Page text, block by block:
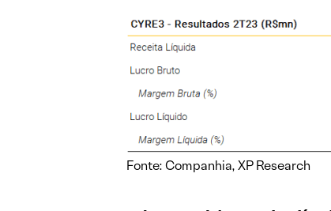
Fonte: Companhia, XP Research